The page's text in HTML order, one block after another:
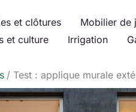
et clôtures Mobilier de
et culture
Irrigation
Test : applique murale